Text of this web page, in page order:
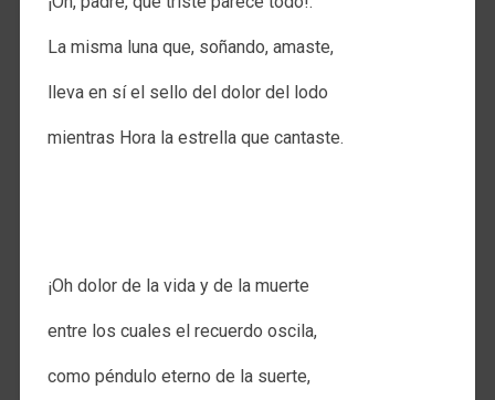
La misma luna que, soñando, amaste,
lleva en sí el sello del dolor del lodo
mientras Hora la estrella que cantaste.
¡Oh dolor de la vida y de la muerte
entre los cuales el recuerdo oscila,
como péndulo eterno de la suerte,